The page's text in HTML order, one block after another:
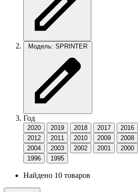
Модель: SPRINTER
Год
2020 2019 2018 2017 2016
2012
2011 2010 2009 2008
2004
2003 2002 2001 2000
1996
1995
Найдено 10 товаров